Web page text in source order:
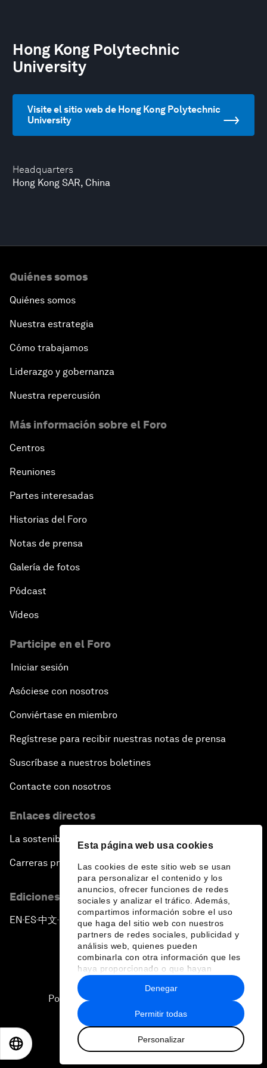
Esta página web usa cookies
Las cookies de este sitio web se usan
para personalizar el contenido y los
anuncios, ofrecer funciones de redes
sociales y analizar el tráfico. Además,
compartimos información sobre el uso
que haga del sitio web con nuestros
partners de redes sociales, publicidad y
análisis web, quienes pueden
combinarla con otra información que les
haya proporcionado o que hayan
recopilado a partir del uso que haya
hecho de sus servicios.
Permitir todas
Personalizar
Denegar
Headquarters
Hong Kong SAR, China
Hong Kong Polytechnic
University
Visite el sitio web de Hong Kong Polytechnic
University
Quiénes somos
Quiénes somos
Nuestra estrategia
Cómo trabajamos
Liderazgo y gobernanza
Nuestra repercusión
Más información sobre el Foro
Centros
Reuniones
Partes interesadas
Historias del Foro
Notas de prensa
Galería de fotos
Pódcast
Vídeos
Participe en el Foro
Iniciar sesión
Asóciese con nosotros
Conviértase en miembro
Regístrese para recibir nuestras notas de prensa
Suscríbase a nuestros boletines
Contacte con nosotros
Enlaces directos
La sostenibilidad en el Foro
Carreras profesionales
Ediciones en otros idiomas
EN ▪ES▪中文▪ 日本語
Política de privacidad y normas de uso
Sitemap
2026 Foro Económico Mundial